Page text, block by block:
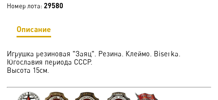
Номер лота: 29580
Описание
Игрушка резиновая "Заяц". Резина. Клеймо. Biserka.
Югославия периода СССР.
Высота 15см.